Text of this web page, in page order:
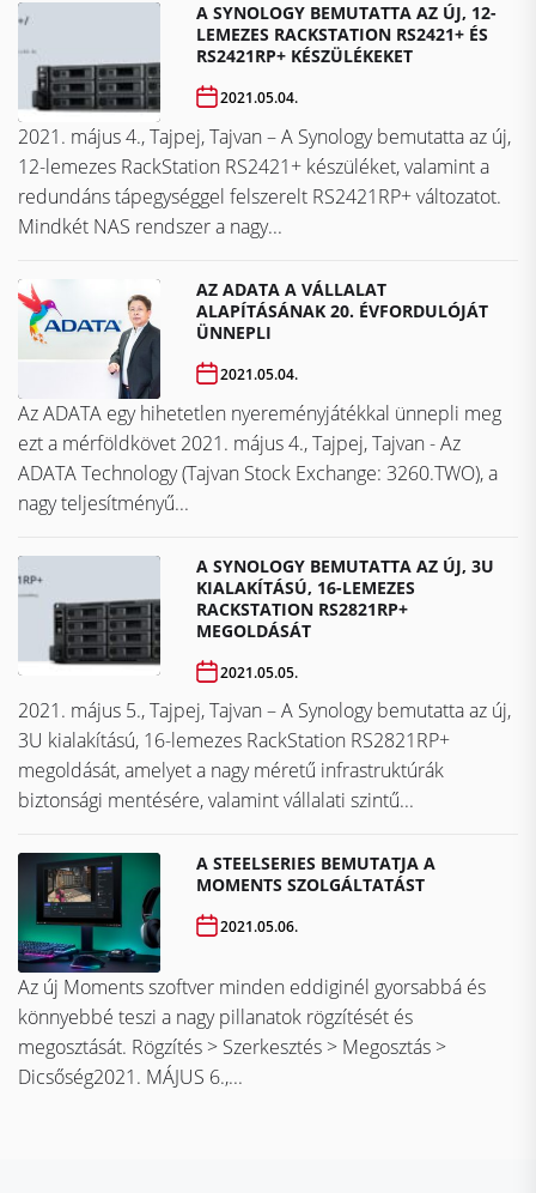
A SYNOLOGY BEMUTATTA AZ ÚJ, 12-
LEMEZES RACKSTATION RS2421+ ÉS
RS2421RP+ KÉSZÜLÉKEKET
2021.05.04.
2021. május 4., Tajpej, Tajvan – A Synology bemutatta az új,
12-lemezes RackStation RS2421+ készüléket, valamint a
redundáns tápegységgel felszerelt RS2421RP+ változatot.
Mindkét NAS rendszer a nagy...
AZ ADATA A VÁLLALAT
ALAPÍTÁSÁNAK 20. ÉVFORDULÓJÁT
ÜNNEPLI
2021.05.04.
Az ADATA egy hihetetlen nyereményjátékkal ünnepli meg
ezt a mérföldkövet ​​​​​​​2021. május 4., Tajpej, Tajvan - Az
ADATA Technology (Tajvan Stock Exchange: 3260.TWO), a
nagy teljesítményű...
A SYNOLOGY BEMUTATTA AZ ÚJ, 3U
KIALAKÍTÁSÚ, 16-LEMEZES
RACKSTATION RS2821RP+
MEGOLDÁSÁT
2021.05.05.
2021. május 5., Tajpej, Tajvan – A Synology bemutatta az új,
3U kialakítású, 16-lemezes RackStation RS2821RP+
megoldását, amelyet a nagy méretű infrastruktúrák
biztonsági mentésére, valamint vállalati szintű...
A STEELSERIES BEMUTATJA A
MOMENTS SZOLGÁLTATÁST
2021.05.06.
Az új Moments szoftver minden eddiginél gyorsabbá és
könnyebbé teszi a nagy pillanatok rögzítését és
megosztását. Rögzítés > Szerkesztés > Megosztás >
Dicsőség2021. MÁJUS 6.,...